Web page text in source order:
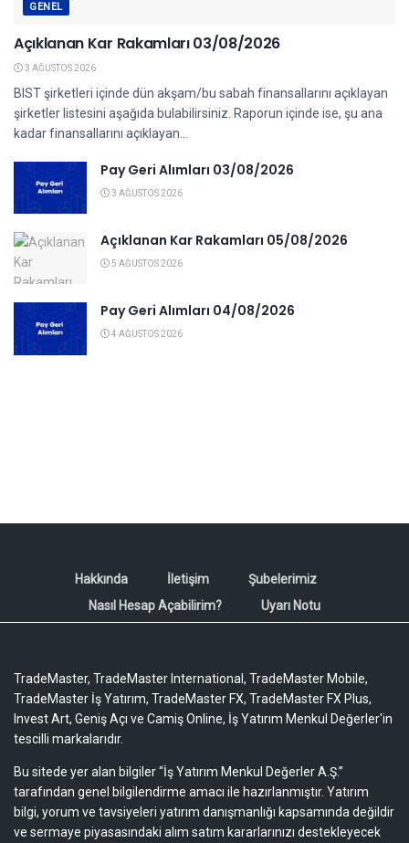
GENEL
Açıklanan Kar Rakamları 03/08/2026
3 AĞUSTOS 2026
BIST şirketleri içinde dün akşam/bu sabah finansallarını açıklayan
şirketler listesini aşağıda bulabilirsiniz. Raporun içinde ise, şu ana
kadar finansallarını açıklayan...
Pay Geri Alımları 03/08/2026
3 AĞUSTOS 2026
Açıklanan Kar Rakamları 05/08/2026
5 AĞUSTOS 2026
Pay Geri Alımları 04/08/2026
4 AĞUSTOS 2026
Hakkında İletişim
Şubelerimiz
Nasıl Hesap Açabilirim?
Uyarı Notu
TradeMaster, TradeMaster International, TradeMaster Mobile,
TradeMaster İş Yatırım, TradeMaster FX, TradeMaster FX Plus,
Invest Art, Geniş Açı ve Camiş Online, İş Yatırım Menkul Değerler'in
tescilli markalarıdır.
Bu sitede yer alan bilgiler “İş Yatırım Menkul Değerler A.Ş.”
tarafından genel bilgilendirme amacı ile hazırlanmıştır. Yatırım
bilgi, yorum ve tavsiyeleri yatırım danışmanlığı kapsamında değildir
ve sermaye piyasasındaki alım satım kararlarınızı destekleyecek